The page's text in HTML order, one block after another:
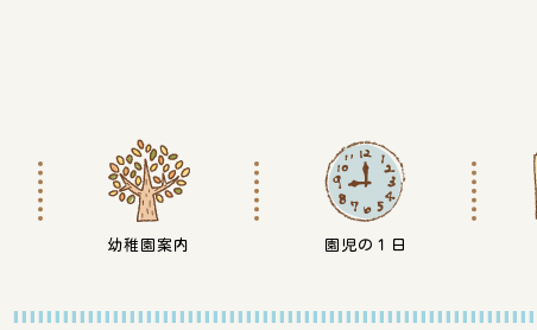
幼稚園案内 園児の１日